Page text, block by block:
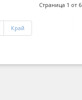
Страница 1 от 6
Край